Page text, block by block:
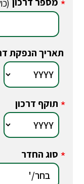
*
תאריך הנפקת
* תוקף דרכון
* סוג החדר